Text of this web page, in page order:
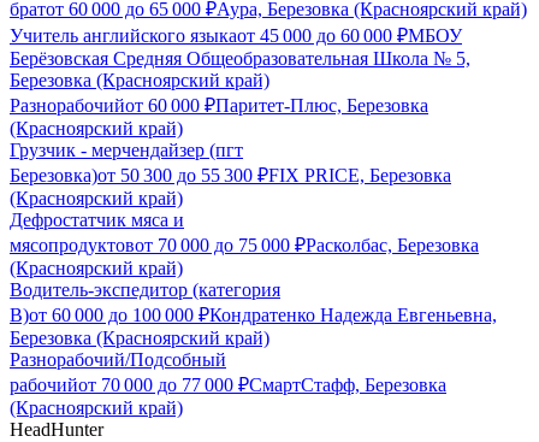
братот 60 000 до 65 000 ₽Аура, Березовка (Красноярский край)
Учитель английского языкаот 45 000 до 60 000 ₽МБОУ
Берёзовская Средняя Общеобразовательная Школа № 5,
Березовка (Красноярский край)
Разнорабочийот 60 000 ₽Паритет-Плюс, Березовка
(Красноярский край)
Грузчик - мерчендайзер (пгт
Березовка)от 50 300 до 55 300 ₽FIX PRICE, Березовка
(Красноярский край)
Дефростатчик мяса и
мясопродуктовот 70 000 до 75 000 ₽Расколбас, Березовка
(Красноярский край)
Водитель-экспедитор (категория
В)от 60 000 до 100 000 ₽Кондратенко Надежда Евгеньевна,
Березовка (Красноярский край)
Разнорабочий/Подсобный
рабочийот 70 000 до 77 000 ₽СмартСтафф, Березовка
(Красноярский край)
HeadHunter